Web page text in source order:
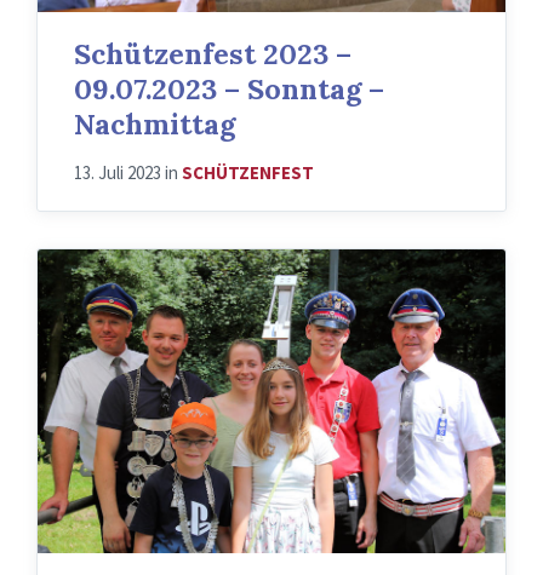
Schützenfest 2023 –
09.07.2023 – Sonntag –
Nachmittag
13. Juli 2023 in SCHÜTZENFEST